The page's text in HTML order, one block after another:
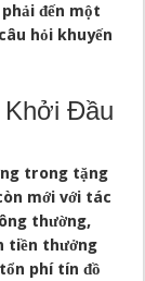
đến một
hỏi khuyến
Khởi Đầu
trong tặng
mới với tác
thường,
tiền thưởng
phí tín đồ